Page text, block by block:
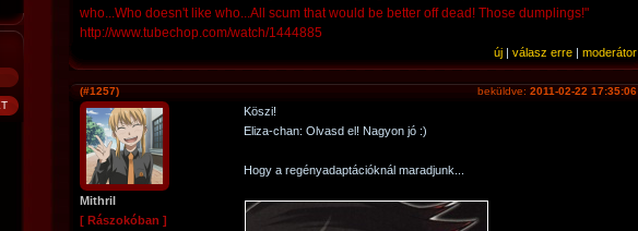
who...Who doesn't like who...All scum that would be better off dead! Those dumplings!"
http://www.tubechop.com/watch/1444885
új | válasz erre | moderátor
beküldve: 2011-02-22 17:35:06
(#1257)
Mithril
[ Rászokóban ]
Köszi!
Eliza-chan: Olvasd el! Nagyon jó :)
Hogy a regényadaptációknál maradjunk...